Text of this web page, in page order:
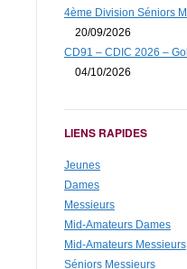
4ème Division Séniors
20/09/2026
CD91 – CDIC 2026 –
04/10/2026
LIENS RAPIDES
Jeunes
Dames
Messieurs
Mid-Amateurs Dames
Mid-Amateurs Messieurs
Séniors Messieurs